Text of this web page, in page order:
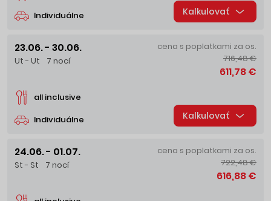
Individuálne Kalkulovať
23.06. - 30.06.
Ut - Ut 7 nocí
Individuálne
all inclusive
cena s poplatkami za os.
716,48 €
611,78 €
Kalkulovať
24.06. - 01.07.
St - St 7 nocí
cena s poplatkami za os.
722,48 €
616,88 €